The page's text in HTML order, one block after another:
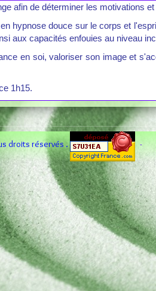
afin de déterminer les motivations
hypnose douce sur le corps et
aux capacités enfouies au niveau
en soi, valoriser son image et
1h15.
droits réservés . -